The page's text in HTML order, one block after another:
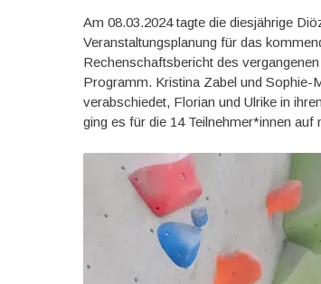
Am 08.03.2024 tagte die diesjährige
Veranstaltungsplanung für das
Rechenschaftsbericht des
Programm. Kristina Zabel und Sophie-
verabschiedet, Florian und Ulrike in
ging es für die 14 Teilnehmer*innen